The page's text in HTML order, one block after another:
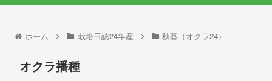
ホーム 栽培日誌24年産 秋葵（オクラ24）
オクラ播種